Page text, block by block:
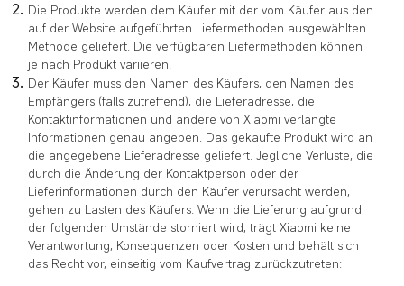
Die Produkte werden dem Käufer mit der vom Käufer aus den
auf der Website aufgeführten Liefermethoden ausgewählten
Methode geliefert. Die verfügbaren Liefermethoden können
je nach Produkt variieren.
Der Käufer muss den Namen des Käufers, den Namen des
Empfängers (falls zutreffend), die Lieferadresse, die
Kontaktinformationen und andere von Xiaomi verlangte
Informationen genau angeben. Das gekaufte Produkt wird an
die angegebene Lieferadresse geliefert. Jegliche Verluste, die
durch die Änderung der Kontaktperson oder der
Lieferinformationen durch den Käufer verursacht werden,
gehen zu Lasten des Käufers. Wenn die Lieferung aufgrund
der folgenden Umstände storniert wird, trägt Xiaomi keine
Verantwortung, Konsequenzen oder Kosten und behält sich
das Recht vor, einseitig vom Kaufvertrag zurückzutreten: